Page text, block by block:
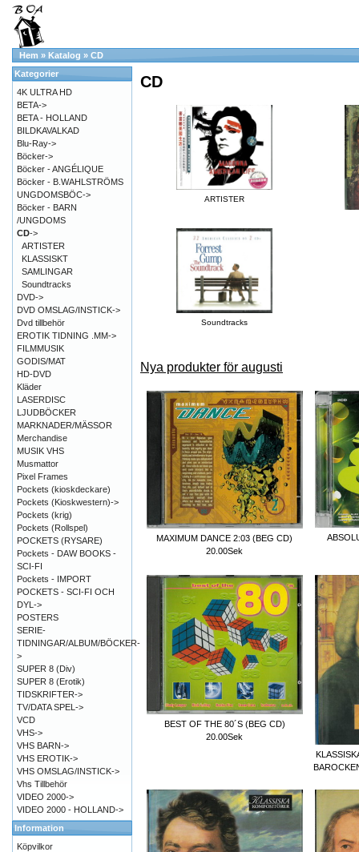
Hem » Katalog » CD
CD
ARTISTER
Soundtracks
Nya produkter för augusti
MAXIMUM DANCE 2:03 (BEG CD)
20.00Sek
BEST OF THE 80´S (BEG CD)
20.00Sek
Kategorier
4K ULTRA HD
BETA->
BETA - HOLLAND
BILDKAVALKAD
Blu-Ray->
Böcker->
Böcker - ANGÉLIQUE
Böcker - B.WAHLSTRÖMS
UNGDOMSBÖC->
Böcker - BARN
/UNGDOMS
CD->
ARTISTER
KLASSISKT
SAMLINGAR
Soundtracks
DVD->
DVD OMSLAG/INSTICK->
Dvd tillbehör
EROTIK TIDNING .MM->
FILMMUSIK
GODIS/MAT
HD-DVD
Kläder
LASERDISC
LJUDBÖCKER
MARKNADER/MÄSSOR
Merchandise
MUSIK VHS
Musmattor
Pixel Frames
Pockets (kioskdeckare)
Pockets (Kioskwestern)->
Pockets (krig)
Pockets (Rollspel)
POCKETS (RYSARE)
Pockets - DAW BOOKS -
SCI-FI
Pockets - IMPORT
POCKETS - SCI-FI OCH
DYL->
POSTERS
SERIE-
TIDNINGAR/ALBUM/BÖCKER-
>
SUPER 8 (Div)
SUPER 8 (Erotik)
TIDSKRIFTER->
TV/DATA SPEL->
VCD
VHS->
VHS BARN->
VHS EROTIK->
VHS OMSLAG/INSTICK->
Vhs Tillbehör
VIDEO 2000->
VIDEO 2000 - HOLLAND->
Information
Köpvilkor